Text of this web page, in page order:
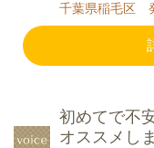
千葉県稲毛区
初めてで不
オススメし